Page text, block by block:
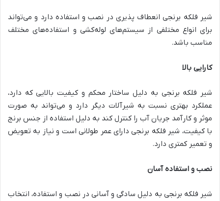
شیر فلکه برنجی انعطاف پذیری در نصب و استفاده دارد و می‌تواند
برای انواع مختلفی از سیستم‌های لوله‌کشی و استفاده‌های مختلف
مناسب باشد.
کارایی بالا
شیر فلکه برنجی به دلیل ساختار محکم و کیفیت بالایی که دارد،
عملکرد بهتری نسبت به شیرآلات دیگر دارد و می‌تواند به صورت
موثر و کارآمد جریان آب را کنترل کند به دلیل استفاده از جنس برنج
با کیفیت، شیر فلکه برنجی دارای عمر طولانی است و نیاز به تعویض
و تعمیر کمتری دارد.
نصب و استفاده آسان
شیر فلکه برنجی به دلیل سادگی و آسانی در نصب و استفاده، انتخاب